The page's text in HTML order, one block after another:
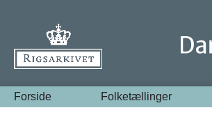
Forside Folketællinger